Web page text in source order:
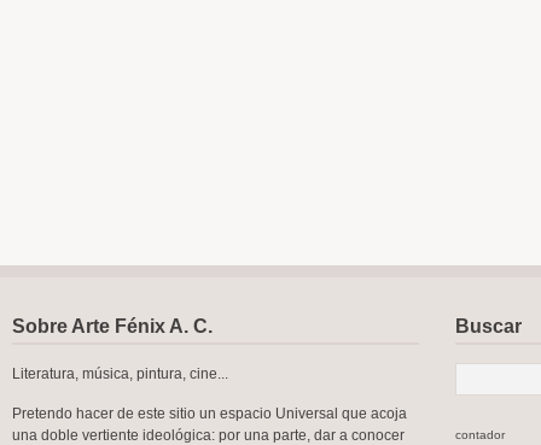
Sobre Arte Fénix A. C.
Literatura, música, pintura, cine...
Pretendo hacer de este sitio un espacio Universal que acoja
una doble vertiente ideológica: por una parte, dar a conocer
Buscar
contador